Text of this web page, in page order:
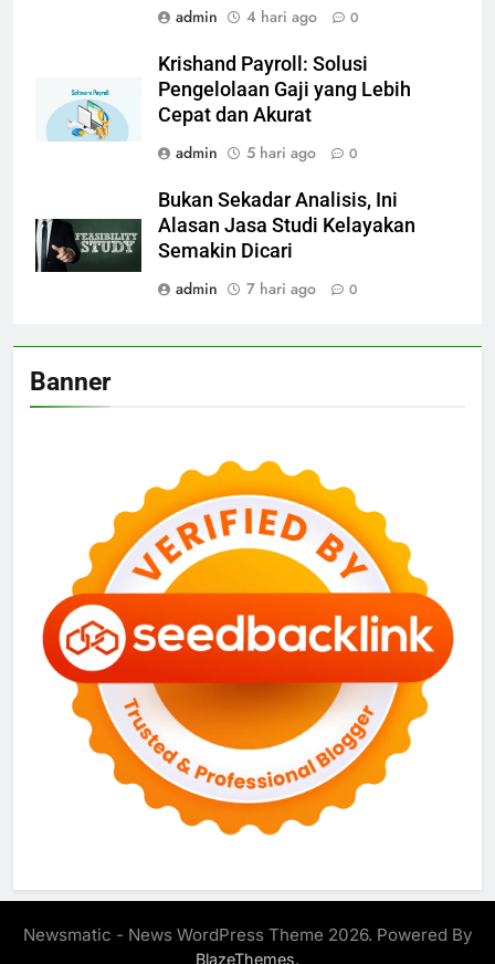
admin
4 hari ago 0
Krishand Payroll: Solusi
Pengelolaan Gaji yang Lebih
Cepat dan Akurat
admin
5 hari ago 0
Bukan Sekadar Analisis, Ini
Alasan Jasa Studi Kelayakan
Semakin Dicari
admin
7 hari ago 0
Banner
Newsmatic - News WordPress Theme 2026. Powered By
BlazeThemes.